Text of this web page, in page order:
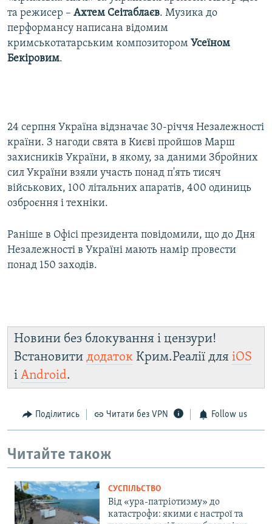
та режисер – Ахтем Сеітаблаєв. Музика до
перформансу написана відомим
кримськотатарським композитором Усеїном
Бекіровим.
24 серпня Україна відзначає 30-річчя Незалежності
країни. З нагоди свята в Києві пройшов Марш
захисників України, в якому, за даними Збройних
сил України взяли участь понад п'ять тисяч
військових, 100 літальних апаратів, 400 одиниць
озброєння і техніки.
Раніше в Офісі президента повідомили, що до Дня
Незалежності в Україні мають намір провести
понад 150 заходів.
Новини без блокування і цензури!
Встановити додаток Крим.Реалії для iOS
і Android.
Поділитись Читати без VPN Follow us
Читайте також
СУСПІЛЬСТВО
Від «ура-патріотизму» до
катастрофи: якими є настрої та